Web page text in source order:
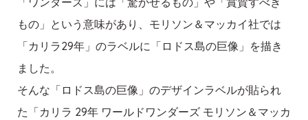
もの」という意味があり、モリソン＆マッカイ社では
「カリラ29年」のラベルに「ロドス島の巨像」を描き
ました。
そんな「ロドス島の巨像」のデザインラベルが貼られ
た「カリラ 29年 ワールドワンダーズ モリソン＆マッカ